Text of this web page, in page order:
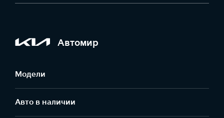
Автомир
Модели
Авто в наличии